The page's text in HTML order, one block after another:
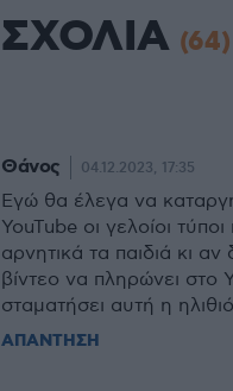
ΣΧΟΛΙΑ (64)
Θάνος 04.12.2023, 17:35
Εγώ θα έλεγα να
YouTube οι γελοίοι
αρνητικά τα παιδιά κι
βίντεο να πληρώνει
σταματήσει αυτή η
ΑΠΑΝΤΗΣΗ